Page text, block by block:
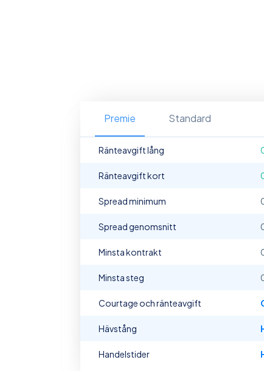
Premie Standard
Ränteavgift lång
Ränteavgift kort
Spread minimum
Spread genomsnitt
Minsta kontrakt
Minsta steg
Courtage och ränteavgift
Hävstång
Handelstider